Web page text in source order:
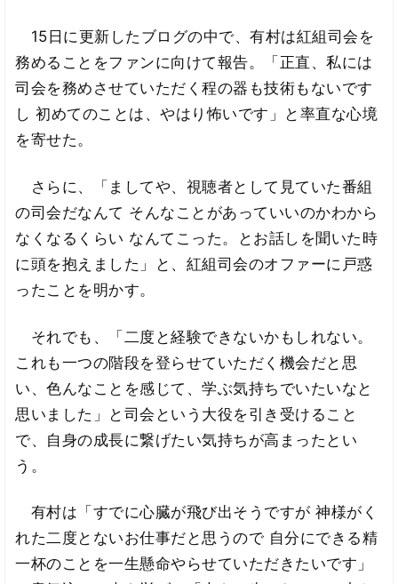
15日に更新したブログの中で、有村は紅組司会を
務めることをファンに向けて報告。「正直、私には
司会を務めさせていただく程の器も技術もないです
し 初めてのことは、やはり怖いです」と率直な心境
を寄せた。
さらに、「ましてや、視聴者として見ていた番組
の司会だなんて そんなことがあっていいのかわから
なくなるくらい なんてこった。とお話しを聞いた時
に頭を抱えました」と、紅組司会のオファーに戸惑
ったことを明かす。
それでも、「二度と経験できないかもしれない。
これも一つの階段を登らせていただく機会だと思
い、色んなことを感じて、学ぶ気持ちでいたいなと
思いました」と司会という大役を引き受けること
で、自身の成長に繋げたい気持ちが高まったとい
う。
有村は「すでに心臓が飛び出そうですが 神様がく
れた二度とないお仕事だと思うので 自分にできる精
一杯のことを一生懸命やらせていただきたいです」